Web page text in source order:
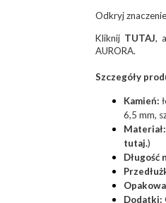
Odkryj
Kliknij TUTAJ,
AURORA.
Szczegóły
Kamień:
6,5 mm,
Materiał:
tutaj.)
Długość
Dodatki: